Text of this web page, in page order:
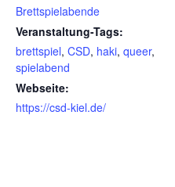
Brettspielabende
Veranstaltung-Tags:
brettspiel, CSD, haki, queer,
spielabend
Webseite:
https://csd-kiel.de/